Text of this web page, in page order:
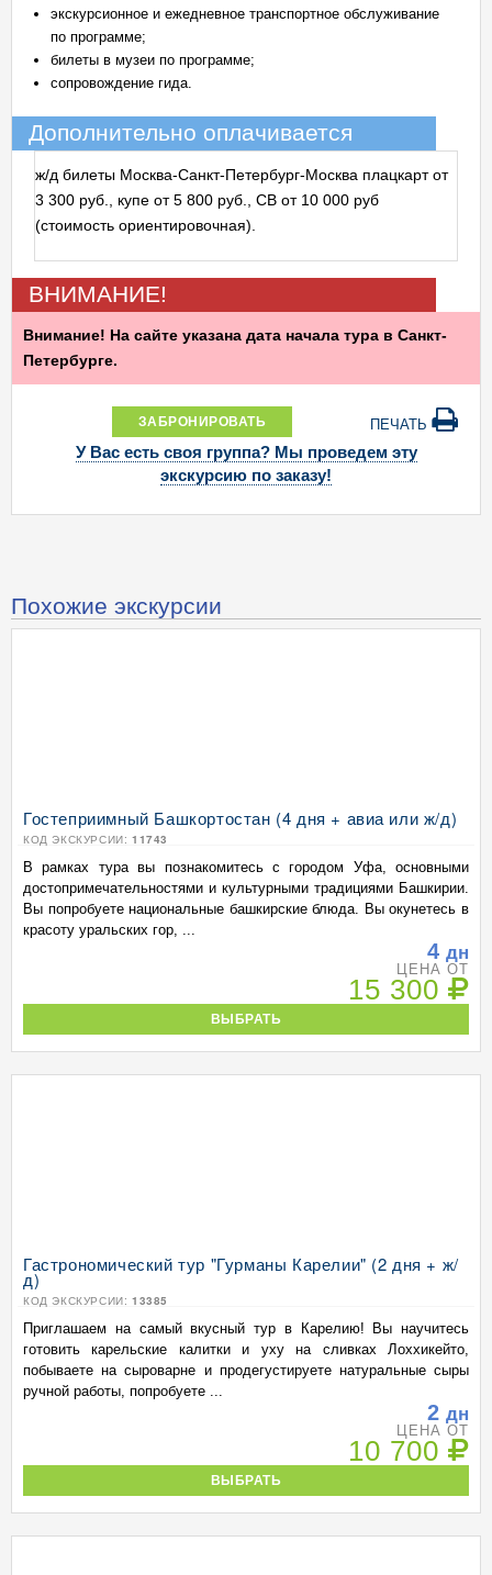
экскурсионное и ежедневное транспортное обслуживание
по программе;
билеты в музеи по программе;
сопровождение гида.
Дополнительно оплачивается
ж/д билеты Москва-Санкт-Петербург-Москва плацкарт от
3 300 руб., купе от 5 800 руб., СВ от 10 000 руб
(стоимость ориентировочная).
ВНИМАНИЕ!
Внимание! На сайте указана дата начала тура в Санкт-
Петербурге.
ЗАБРОНИРОВАТЬ ПЕЧАТЬ
У Вас есть своя группа? Мы проведем эту
экскурсию по заказу!
Похожие экскурсии
Гостеприимный Башкортостан (4 дня + авиа или ж/д)
КОД ЭКСКУРСИИ: 11743
В рамках тура вы познакомитесь с городом Уфа, основными
достопримечательностями и культурными традициями Башкирии.
Вы попробуете национальные башкирские блюда. Вы окунетесь в
красоту уральских гор, ...
4 дн
ЦЕНА ОТ
15 300
ВЫБРАТЬ
Гастрономический тур "Гурманы Карелии" (2 дня + ж/
д)
КОД ЭКСКУРСИИ: 13385
Приглашаем на самый вкусный тур в Карелию! Вы научитесь
готовить карельские калитки и уху на сливках Лоххикейто,
побываете на сыроварне и продегустируете натуральные сыры
ручной работы, попробуете ...
2 дн
ЦЕНА ОТ
10 700
ВЫБРАТЬ